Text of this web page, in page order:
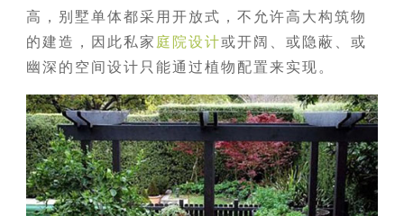
高，别墅单体都采用开放式，不允许高大构筑物
的建造，因此私家 庭院设计或开阔、或隐蔽、或
幽深的空间设计只能通过植物配置来实现。